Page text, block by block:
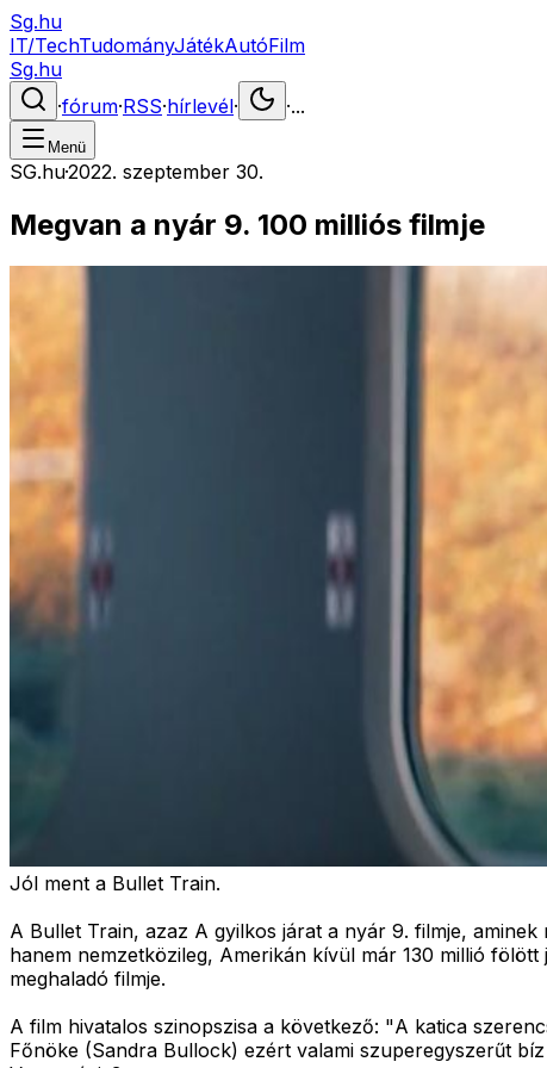
Sg.hu
IT/TechTudományJátékAutóFilm
Sg.hu
·fórum·RSS·hírlevél· ·...
Menü
SG.hu·2022. szeptember 30.
Megvan a nyár 9. 100 milliós filmje
Jól ment a Bullet Train.
A Bullet Train, azaz A gyilkos járat a nyár 9. filmje,
hanem nemzetközileg, Amerikán kívül már 130 millió
meghaladó filmje.
A film hivatalos szinopszisa a következő: "A katica
Főnöke (Sandra Bullock) ezért valami szuperegyszerűt